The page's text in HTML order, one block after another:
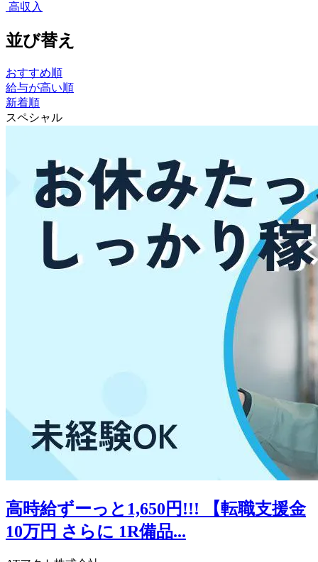
高収入
並び替え
おすすめ順
給与が高い順
新着順
スペシャル
高時給ずーっと1,650円!!! 【転職支援金
10万円 さらに 1R備品...